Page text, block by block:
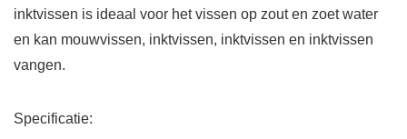
inktvissen is ideaal voor het vissen op zout en zoet water
en kan mouwvissen, inktvissen, inktvissen en inktvissen
vangen.
Specificatie: